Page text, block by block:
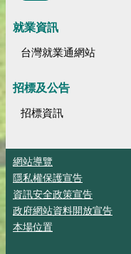
就業資訊
台灣就業通網站
招標及公告
招標資訊
網站導覽
隱私權保護宣告
資訊安全政策宣告
政府網站資料開放宣告
本場位置